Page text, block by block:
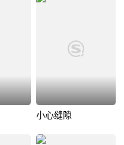
小心缝隙